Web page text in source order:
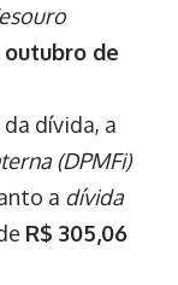
outubro de
dívida, a
(DPMFi)
a dívida
R$ 305,06